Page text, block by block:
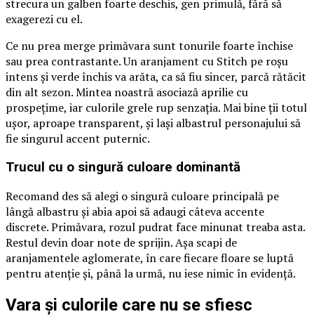
strecura un galben foarte deschis, gen primulă, fără să
exagerezi cu el.
Ce nu prea merge primăvara sunt tonurile foarte închise
sau prea contrastante. Un aranjament cu Stitch pe roșu
intens și verde închis va arăta, ca să fiu sincer, parcă rătăcit
din alt sezon. Mintea noastră asociază aprilie cu
prospețime, iar culorile grele rup senzația. Mai bine ții totul
ușor, aproape transparent, și lași albastrul personajului să
fie singurul accent puternic.
Trucul cu o singură culoare dominantă
Recomand des să alegi o singură culoare principală pe
lângă albastru și abia apoi să adaugi câteva accente
discrete. Primăvara, rozul pudrat face minunat treaba asta.
Restul devin doar note de sprijin. Așa scapi de
aranjamentele aglomerate, în care fiecare floare se luptă
pentru atenție și, până la urmă, nu iese nimic în evidență.
Vara și culorile care nu se sfiesc